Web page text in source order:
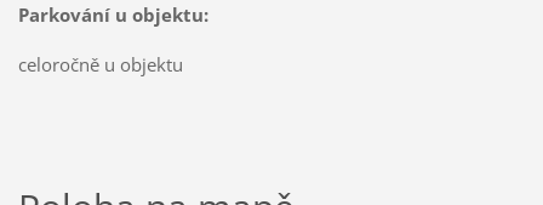
Parkování u objektu:
celoročně u objektu